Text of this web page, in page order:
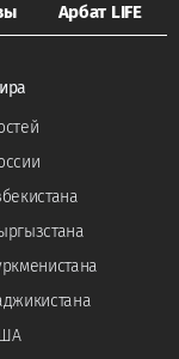
Арбат LIFE